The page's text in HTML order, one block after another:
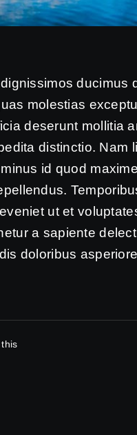
ducimus
molestias
deserunt mollitia
distinctio. Nam
id quod
ut et
a sapiente
doloribus